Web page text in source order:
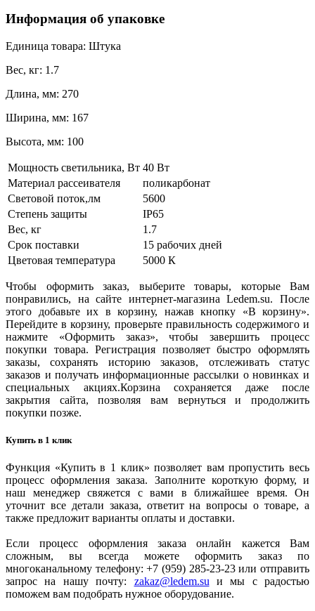
Информация об упаковке
Единица товара: Штука
Вес, кг: 1.7
Длина, мм: 270
Ширина, мм: 167
Высота, мм: 100
Мощность светильника, Вт 40 Вт
Материал рассеивателя
поликарбонат
Световой поток,лм
5600
Степень защиты
IP65
Вес, кг
1.7
Срок поставки
15 рабочих дней
Цветовая температура
5000 К
Чтобы оформить заказ, выберите товары, которые Вам
понравились, на сайте интернет-магазина Ledem.su. После
этого добавьте их в корзину, нажав кнопку «В корзину».
Перейдите в корзину, проверьте правильность содержимого и
нажмите «Оформить заказ», чтобы завершить процесс
покупки товара. Регистрация позволяет быстро оформлять
заказы, сохранять историю заказов, отслеживать статус
заказов и получать информационные рассылки о новинках и
специальных акциях.Корзина сохраняется даже после
закрытия сайта, позволяя вам вернуться и продолжить
покупки позже.
Купить в 1 клик
Функция «Купить в 1 клик» позволяет вам пропустить весь
процесс оформления заказа. Заполните короткую форму, и
наш менеджер свяжется с вами в ближайшее время. Он
уточнит все детали заказа, ответит на вопросы о товаре, а
также предложит варианты оплаты и доставки.
Если процесс оформления заказа онлайн кажется Вам
сложным, вы всегда можете оформить заказ по
многоканальному телефону: +7 (959) 285-23-23 или отправить
запрос на нашу почту: zakaz@ledem.su и мы с радостью
поможем вам подобрать нужное оборудование.